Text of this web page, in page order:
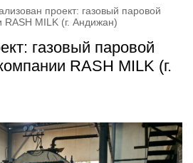
проект: газовый паровой
RASH MILK (г. Андижан)
газовый паровой
RASH MILK (г.